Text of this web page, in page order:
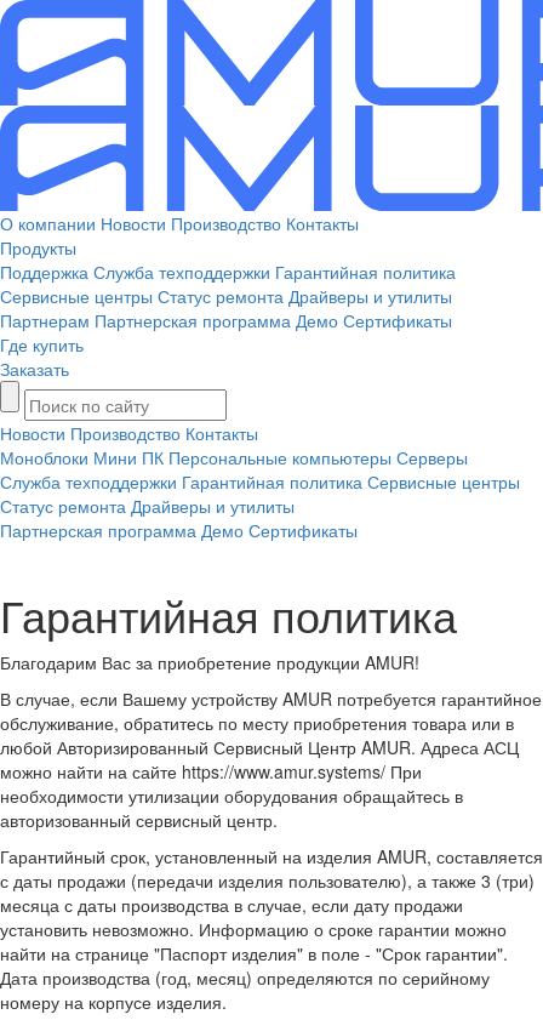
О компании Новости Производство Контакты
Продукты
Поддержка Служба техподдержки Гарантийная политика
Сервисные центры Статус ремонта Драйверы и утилиты
Партнерам Партнерская программа Демо Сертификаты
Где купить
Заказать
Новости Производство Контакты
Моноблоки Мини ПК Персональные компьютеры Серверы
Служба техподдержки Гарантийная политика Сервисные центры
Статус ремонта Драйверы и утилиты
Партнерская программа Демо Сертификаты
Гарантийная политика
Благодарим Вас за приобретение продукции AMUR!
В случае, если Вашему устройству AMUR потребуется гарантийное
обслуживание, обратитесь по месту приобретения товара или в
любой Авторизированный Сервисный Центр AMUR. Адреса АСЦ
можно найти на сайте https://www.amur.systems/ При
необходимости утилизации оборудования обращайтесь в
авторизованный сервисный центр.
Гарантийный срок, установленный на изделия AMUR, составляется
с даты продажи (передачи изделия пользователю), а также 3 (три)
месяца с даты производства в случае, если дату продажи
установить невозможно. Информацию о сроке гарантии можно
найти на странице "Паспорт изделия" в поле - "Срок гарантии".
Дата производства (год, месяц) определяются по серийному
номеру на корпусе изделия.